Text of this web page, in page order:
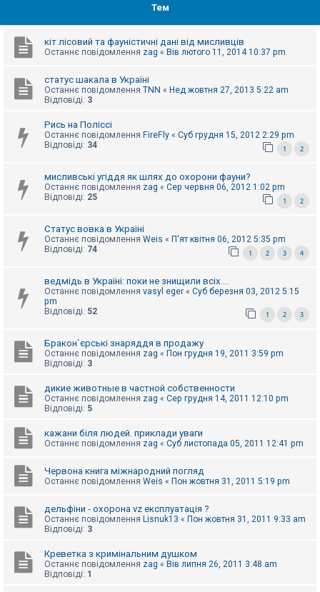
д
о
е
п
м
г
Тем
кіт лісовий та фауністичні дані від мисливців
Останнє повідомлення zag « Вів лютого 11, 2014 10:37 pm
статус шакала в Україні
Останнє повідомлення TNN « Нед жовтня 27, 2013 5:22 am
Відповіді: 3
Рись на Поліссі
Останнє повідомлення FireFly « Суб грудня 15, 2012 2:29 pm
Відповіді: 34 1 2
мисливські угіддя як шлях до охорони фауни?
Останнє повідомлення zag « Сер червня 06, 2012 1:02 pm
Відповіді: 25 1 2
Статус вовка в Україні
Останнє повідомлення Weis « П'ят квітня 06, 2012 5:35 pm
Відповіді: 74 1 2 3 4
ведмідь в Україні: поки не знищили всіх....
Останнє повідомлення vasyl eger « Суб березня 03, 2012 5:15
pm
Відповіді: 52 1 2 3
Бракон`єрські знаряддя в продажу
Останнє повідомлення zag « Пон грудня 19, 2011 3:59 pm
Відповіді: 3
дикие животные в частной собственности
Останнє повідомлення zag « Сер грудня 14, 2011 12:10 pm
Відповіді: 5
кажани біля людей. приклади уваги
Останнє повідомлення zag « Суб листопада 05, 2011 12:41 pm
Червона книга міжнародний погляд
Останнє повідомлення Weis « Пон жовтня 31, 2011 5:19 pm
дельфіни - охорона vz експлуатація ?
Останнє повідомлення Lisnuk13 « Пон жовтня 31, 2011 9:33 am
Відповіді: 3
Креветка з кримінальним душком
Останнє повідомлення zag « Вів липня 26, 2011 3:48 am
Відповіді: 1